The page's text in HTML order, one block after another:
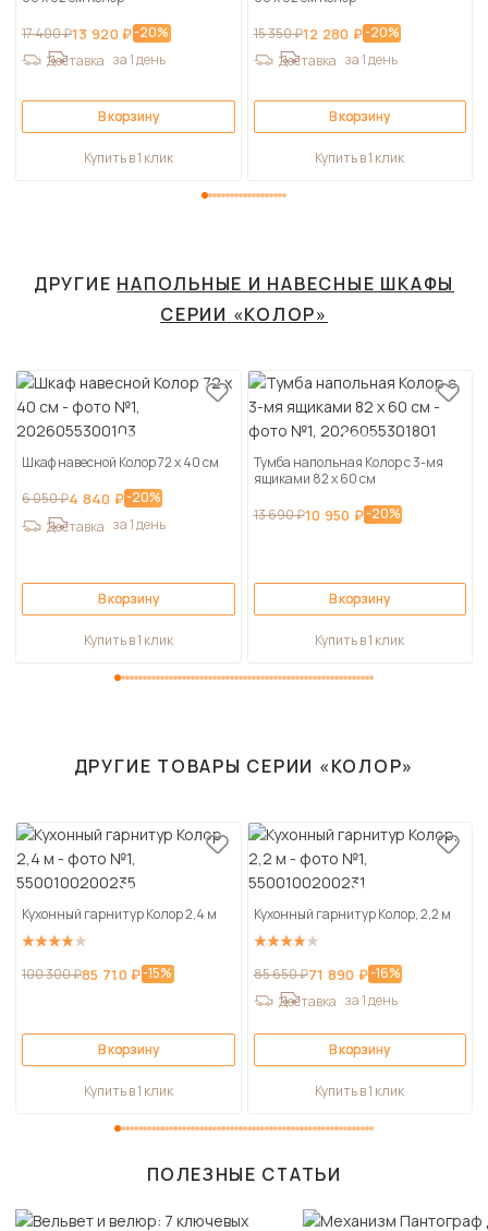
17 400 ₽13 920 ₽-20%
Доставка за 1 день
В корзину
Купить в 1 клик
15 350 ₽12 280 ₽-20%
Доставка за 1 день
В корзину
Купить в 1 клик
ДРУГИЕ НАПОЛЬНЫЕ И НАВЕСНЫЕ ШКАФЫ
СЕРИИ «КОЛОР»
Шкаф навесной Колор 72 х 40 см
6 050 ₽4 840 ₽-20%
Доставка за 1 день
В корзину
Купить в 1 клик
Тумба напольная Колор с 3-мя
ящиками 82 х 60 см
13 690 ₽10 950 ₽-20%
В корзину
Купить в 1 клик
ДРУГИЕ ТОВАРЫ СЕРИИ «КОЛОР»
Кухонный гарнитур Колор 2,4 м
100 300 ₽85 710 ₽-15%
В корзину
Купить в 1 клик
Кухонный гарнитур Колор, 2,2 м
85 650 ₽71 890 ₽-16%
Доставка за 1 день
В корзину
Купить в 1 клик
ПОЛЕЗНЫЕ СТАТЬИ